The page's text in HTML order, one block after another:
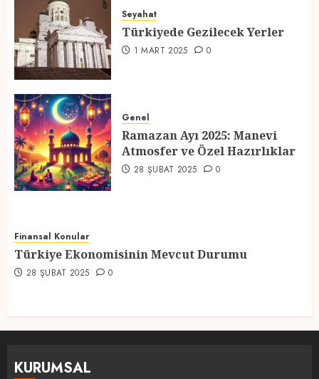
4
1 MART 2025
5
Atmosfer ve Özel Hazırlıklar
28 ŞUBAT 2025 0
Seyahat
Türkiyede Gezilecek Yerler
1 MART 2025 0
Genel
Ramazan Ayı 2025: Manevi
Atmosfer ve Özel Hazırlıklar
28 ŞUBAT 2025 0
Finansal Konular
Türkiye Ekonomisinin Mevcut Durumu
28 ŞUBAT 2025 0
KURUMSAL